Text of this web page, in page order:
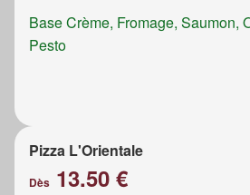
Base Crème, Fromage, Saumon,
Pesto
Pizza L'Orientale
Dès 13.50 €